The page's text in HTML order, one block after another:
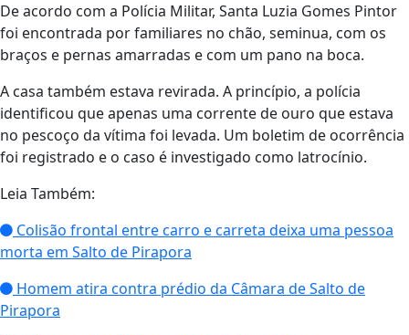
De acordo com a Polícia Militar, Santa Luzia Gomes Pintor
foi encontrada por familiares no chão, seminua, com os
braços e pernas amarradas e com um pano na boca.
A casa também estava revirada. A princípio, a polícia
identificou que apenas uma corrente de ouro que estava
no pescoço da vítima foi levada. Um boletim de ocorrência
foi registrado e o caso é investigado como latrocínio.
Leia Também:
Colisão frontal entre carro e carreta deixa uma pessoa
morta em Salto de Pirapora
Homem atira contra prédio da Câmara de Salto de
Pirapora